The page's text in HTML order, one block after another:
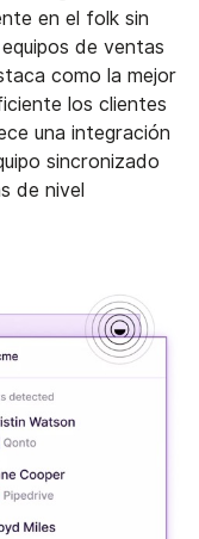
en el folk sin
de ventas
como la mejor
los clientes
una integración
sincronizado
de nivel